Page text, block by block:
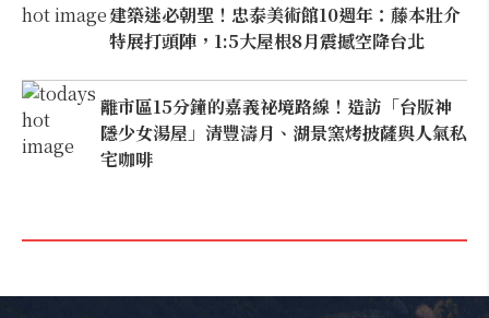
建築迷必朝聖！忠泰美術館10週年：藤本壯介
特展打頭陣，1:5大屋根8月震撼空降台北
離市區15分鐘的嘉義祕境路線！造訪「台版神
隱少女湯屋」清豐濤月、湖景窯烤披薩與人氣私
宅咖啡